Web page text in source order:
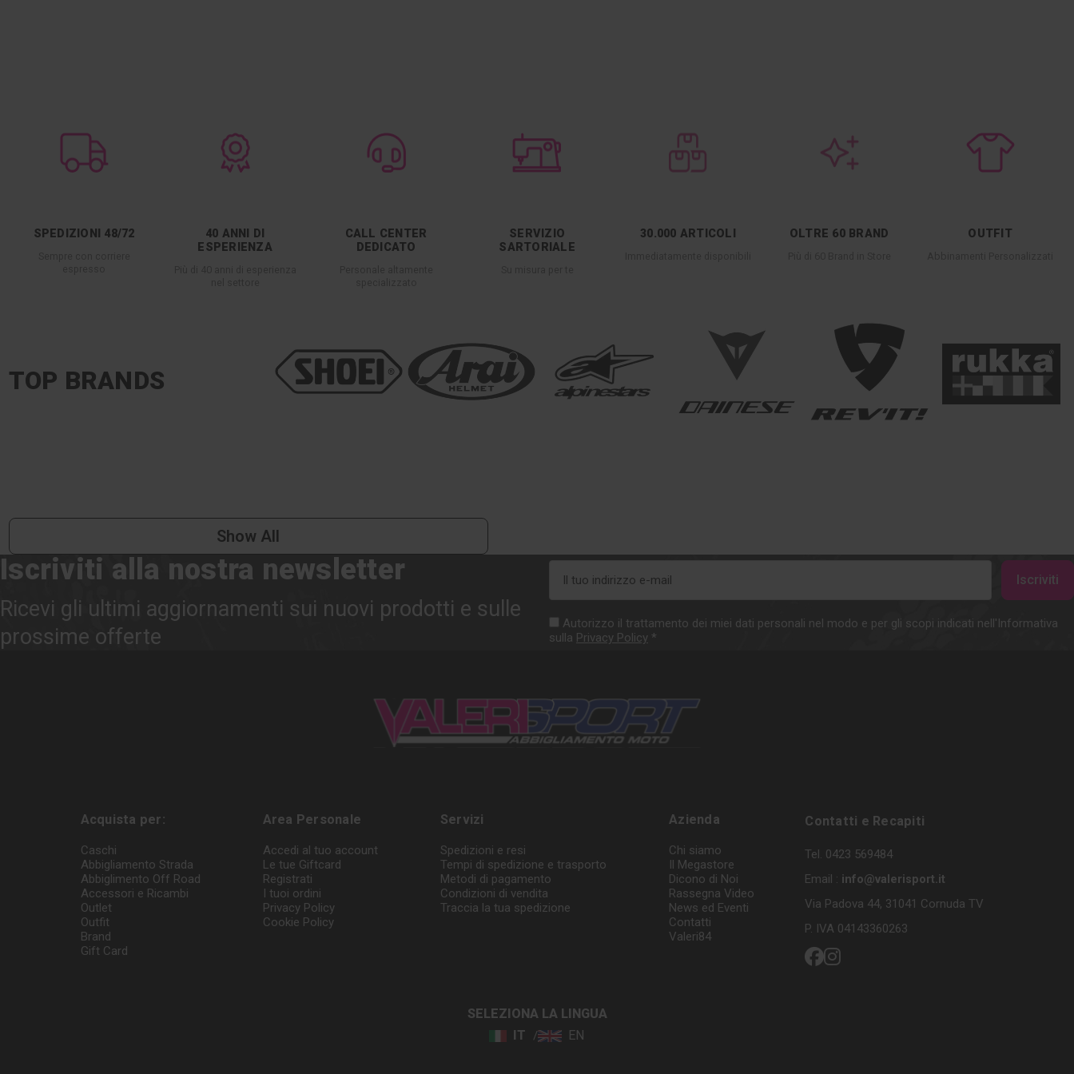
SPEDIZIONI 48/72
40 ANNI DI
ESPERIENZA
CALL CENTER
DEDICATO
SERVIZIO
SARTORIALE
30.000 ARTICOLI OLTRE 60 BRAND OUTFIT
TOP BRANDS
Show All
Iscriviti alla nostra newsletter
Ricevi gli ultimi aggiornamenti sui nuovi prodotti e sulle
prossime offerte
mail
Autorizzo il trattamento dei miei dati personali nel modo e per gli scopi indicati nell'Informativa
sulla Privacy Policy *
Acquista per:
Caschi
Abbigliamento Strada
Abbiglimento Off Road
Accessori e Ricambi
Outlet
Outfit
Brand
Gift Card
Area Personale
Accedi al tuo account
Le tue Giftcard
Registrati
I tuoi ordini
Privacy Policy
Cookie Policy
Servizi
Spedizioni e resi
Tempi di spedizione e trasporto
Metodi di pagamento
Condizioni di vendita
Traccia la tua spedizione
Azienda
Chi siamo
Il Megastore
Dicono di Noi
Rassegna Video
News ed Eventi
Contatti
Valeri84
Contatti e Recapiti
Tel. 0423 569484
Email : info@valerisport.it
Via Padova 44, 31041 Cornuda TV
P. IVA 04143360263
SELEZIONA LA LINGUA
IT
EN